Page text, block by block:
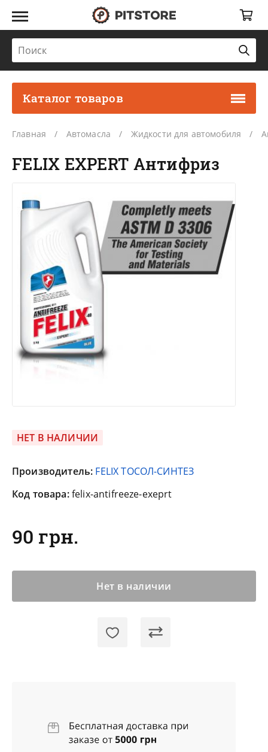
Каталог товаров
Главная Автомасла Жидкости для автомобиля
FELIX EXPERT Антифриз
НЕТ В НАЛИЧИИ
Производитель: FELIX ТОСОЛ-СИНТЕЗ
Код товара:felix-antifreeze-exeprt
90 грн.
Нет в наличии